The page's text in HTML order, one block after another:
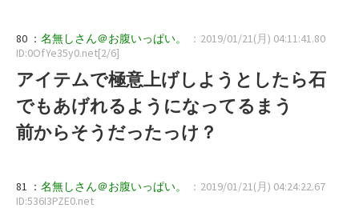
80 ： 名無しさん＠お腹いっぱい。
：2019/01/21(月) 04:11:41.80
ID:0OfYe35y0.net[2/6]
アイテムで極意上げしようとしたら石
でもあげれるようになってるまう
前からそうだったっけ？
81 ： 名無しさん＠お腹いっぱい。
：2019/01/21(月) 04:24:22.67
ID:536I3PZE0.net